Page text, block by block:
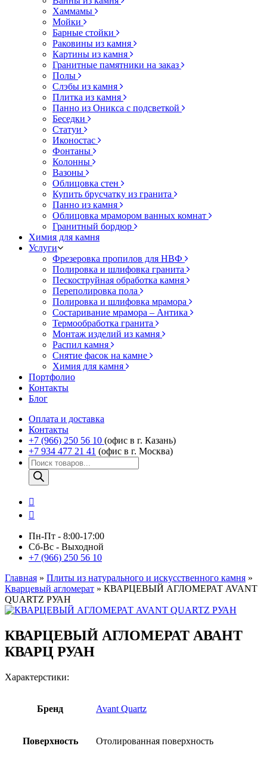
Хаммамы
Мойки
Барные стойки
Раковины из камня
Картины из камня
Гранитные памятники на заказ
Полы
Слэбы из камня
Плитка из камня
Панно из Оникса с подсветкой
Беседки
Статуи
Иконостас
Фонтаны
Колонны
Вазоны
Облицовка стен
Купить брусчатку из гранита
Панно из камня
Облицовка мрамором ванных комнат
Гранитный бордюр
Химия для камня
Услуги
Фрезеровка пропилов для НВФ
Полировка и шлифовка гранита
Пескоструйная обработка камня
Переполировка пола
Полировка и шлифовка мрамора
Состаривание мрамора – Антика
Термообработка гранита
Монтаж изделий из камня
Распил камня
Снятие фасок на камне
Химия для камня
Портфолио
Контакты
Блог
Оплата и доставка
Контакты
+7 (966) 250 56 10 (офис в г. Казань)
+7 934 477 21 41 (офис в г. Москва)
Поиск
товаров
Пн-Пт - 8:00-17:00
Сб-Вс - Выходной
+7 (966) 250 56 10
Главная » Плиты из натурального и искусственного камня »
Кварцевый агломерат » КВАРЦЕВЫЙ АГЛОМЕРАТ AVANT
QUARTZ РУАН
КВАРЦЕВЫЙ АГЛОМЕРАТ АВАНТ
КВАРЦ РУАН
Характерстики:
Бренд Avant Quartz
Поверхность Отолированная поверхность